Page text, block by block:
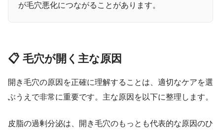
が毛穴悪化につながることがあります。
📋 毛穴が開く主な原因
開き毛穴の原因を正確に理解することは、適切なケアを選
ぶうえで非常に重要です。主な原因を以下に整理します。
皮脂の過剰分泌は、開き毛穴のもっとも代表的な原因のひ